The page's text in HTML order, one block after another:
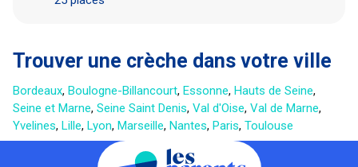
Trouver une crèche dans votre ville
Bordeaux, Boulogne-Billancourt, Essonne, Hauts de Seine,
Seine et Marne, Seine Saint Denis, Val d'Oise, Val de Marne,
Yvelines, Lille, Lyon, Marseille, Nantes, Paris, Toulouse